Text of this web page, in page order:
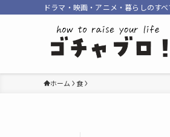
ドラマ・映画・アニメ・暮らしのす
ホーム 食